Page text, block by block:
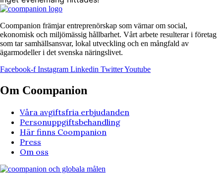
Coompanion främjar entreprenörskap som värnar om social,
ekonomisk och miljömässig hållbarhet. Vårt arbete resulterar i företag
som tar samhällsansvar, lokal utveckling och en mångfald av
ägarmodeller i det svenska näringslivet.
Facebook-f Instagram Linkedin TwitterYoutube
Om Coompanion
Våra avgiftsfria erbjudanden
Personuppgiftsbehandling
Här finns Coompanion
Press
Om oss